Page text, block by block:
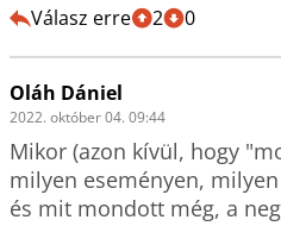
Válasz erre 2 0
Oláh Dániel
2022. október 04. 09:44
Mikor (azon kívül, hogy
milyen eseményen,
és mit mondott még, a